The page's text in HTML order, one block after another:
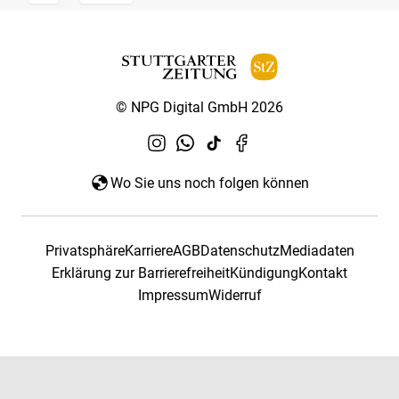
© NPG Digital GmbH 2026
Wo Sie uns noch folgen können
PrivatsphäreKarriereAGBDatenschutzMediadaten
Erklärung zur BarrierefreiheitKündigungKontakt
ImpressumWiderruf